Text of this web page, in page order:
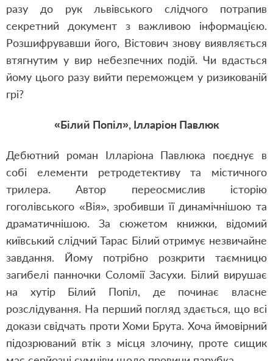
разу до рук львівського слідчого потрапив
секретний документ з важливою інформацією.
Розшифрувавши його, Вістович знову виявляється
втягнутим у вир небезпечних подій. Чи вдасться
йому цього разу вийти переможцем у ризикованій
грі?
«Білий Попіл», Ілларіон Павлюк
Дебютний роман Ілларіона Павлюка поєднує в
собі елементи ретродетективу та містичного
трилера. Автор переосмислив історію
гоголівського «Вія», зробивши її динамічнішою та
драматичнішою. За сюжетом книжки, відомий
київський слідчий Тарас Білий отримує незвичайне
завдання. Йому потрібно розкрити таємницю
загибелі панночки Соломії Засухи. Білий вирушає
на хутір Білий Попіл, де починає власне
розслідування. На перший погляд здається, що всі
докази свідчать проти Хоми Брута. Хоча ймовірний
підозрюваний втік з місця злочину, проте сищик